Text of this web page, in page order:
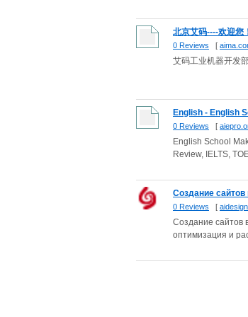
北京艾码----欢迎您！
0 Reviews [
艾码工业机器开发
English - English
0 Reviews [
English School
Review, IELTS,
Создание сайтов
0 Reviews [
Создание сайтов
оптимизация и